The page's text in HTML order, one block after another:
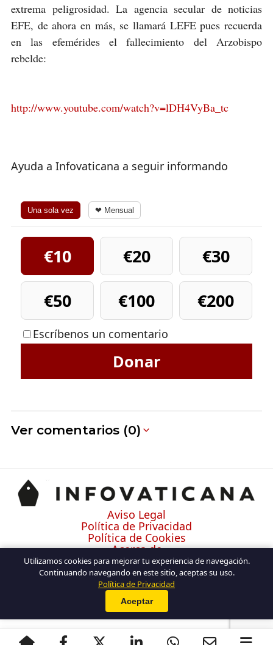
extrema peligrosidad. La agencia secular de noticias
EFE, de ahora en más, se llamará LEFE pues recuerda
en las efemérides el fallecimiento del Arzobispo
rebelde:
http://www.youtube.com/watch?v=lDH4VyBa_tc
Ayuda a Infovaticana a seguir informando
Una sola vez ❤ Mensual
€10 €20
€30
€50
€100 €200
Escríbenos un comentario
Donar
Ver comentarios (0)
Aviso Legal
Política de Privacidad
Política de Cookies
Acerca de
Contacto
Utilizamos cookies para mejorar tu experiencia de navegación.
Continuando navegando en este sitio, aceptas su uso.
Política de Privacidad
Aceptar